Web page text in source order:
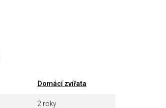
Domácí zvířata
2 roky